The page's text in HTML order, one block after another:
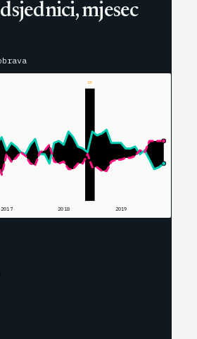
mjesec
opažanja od ožujka 2015. do
SP
2017 2018 2019